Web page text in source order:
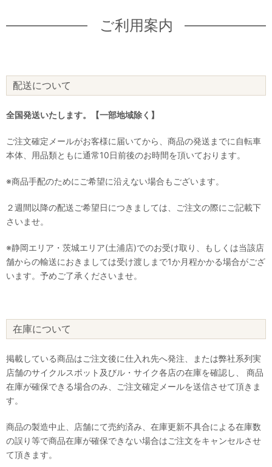
ご利用案内
配送について
全国発送いたします。【一部地域除く】
ご注文確定メールがお客様に届いてから、商品の発送までに自転車
本体、用品類ともに通常10日前後のお時間を頂いております。
※商品手配のためにご希望に沿えない場合もございます。
２週間以降の配送ご希望日につきましては、ご注文の際にご記載下
さいませ。
※静岡エリア・茨城エリア(土浦店)でのお受け取り、もしくは当該店
舗からの輸送におきましては受け渡しまで1か月程かかる場合がござ
います。予めご了承くださいませ。
在庫について
掲載している商品はご注文後に仕入れ先へ発注、または弊社系列実
店舗のサイクルスポット及びル・サイク各店の在庫を確認し、 商品
在庫が確保できる場合のみ、ご注文確定メールを送信させて頂きま
す。
商品の製造中止、店舗にて売約済み、在庫更新不具合による在庫数
の誤り等で商品在庫が確保できない場合はご注文をキャンセルさせ
て頂きます。